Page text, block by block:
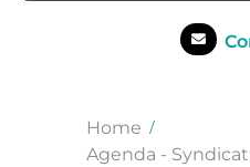
Home
Agenda -